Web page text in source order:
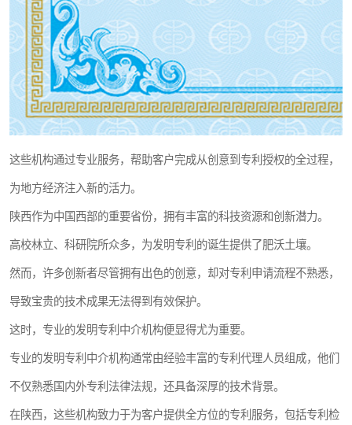
这些机构通过专业服务，帮助客户完成从创意到专利授权的全过程，
为地方经济注入新的活力。
陕西作为中国西部的重要省份，拥有丰富的科技资源和创新潜力。
高校林立、科研院所众多，为发明专利的诞生提供了肥沃土壤。
然而，许多创新者尽管拥有出色的创意，却对专利申请流程不熟悉，
导致宝贵的技术成果无法得到有效保护。
这时，专业的发明专利中介机构便显得尤为重要。
专业的发明专利中介机构通常由经验丰富的专利代理人员组成，他们
不仅熟悉国内外专利法律法规，还具备深厚的技术背景。
在陕西，这些机构致力于为客户提供全方位的专利服务，包括专利检